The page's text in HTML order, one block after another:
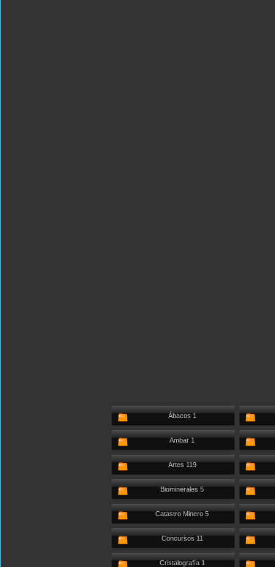
Ábacos 1
Ambar 1
Artes 119
Biominerales 5
Catastro Minero 5
Concursos 11
Cristalografía 1